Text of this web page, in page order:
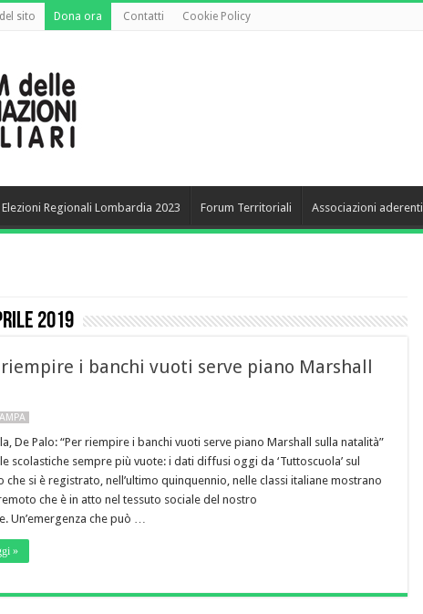
sito Dona ora Contatti Cookie Policy
Elezioni Regionali Lombardia 2023 Forum Territoriali Associazioni aderenti
2019
riempire i banchi vuoti serve piano Marshall
De Palo: “Per riempire i banchi vuoti serve piano Marshall sulla natalità”
scolastiche sempre più vuote: i dati diffusi oggi da ‘Tuttoscuola’ sul
che si è registrato, nell’ultimo quinquennio, nelle classi italiane mostrano
che è in atto nel tessuto sociale del nostro
Un’emergenza che può …
»